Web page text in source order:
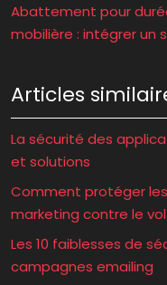
Abattement pour
mobilière : intégrer un
Articles
La sécurité des
et solutions
Comment protéger
marketing contre le vol
Les 10 faiblesses de
campagnes emailing